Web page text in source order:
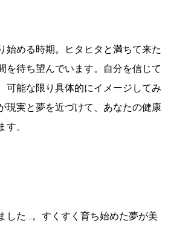
始める時期。ヒタヒタと満ちて来た
を待ち望んでいます。自分を信じて
可能な限り具体的にイメージしてみ
現実と夢を近づけて、あなたの健康
。
した…。すくすく育ち始めた夢が美